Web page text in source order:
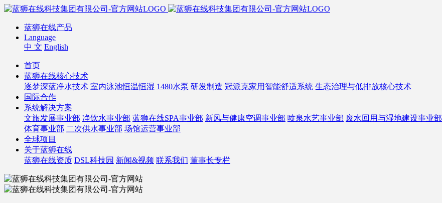
蓝狮在线产品
Language
中 文 English
首页
蓝狮在线核心技术
逐梦深蓝净水技术 室内泳池恒温恒湿 1480水泵 研发制造 冠派克家用智能舒适系统 生态治理与低排放核心技术
国际合作
系统解决方案
文旅发展事业部 净饮水事业部 蓝狮在线SPA事业部 新风与健康空调事业部 喷泉水艺事业部 废水回用与湿地建设事业部
体育事业部 二次供水事业部 场馆运营事业部
全球项目
关于蓝狮在线
蓝狮在线资质 DSL科技园 新闻&视频 联系我们 董事长专栏